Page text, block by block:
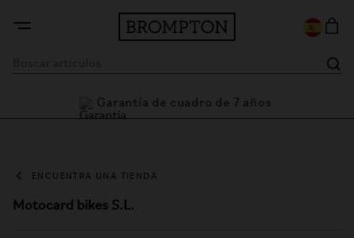
Garantía de cuadro de 7 años
ENCUENTRA UNA TIENDA
Motocard bikes S.L.